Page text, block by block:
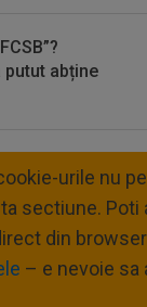
abține
urile nu
sectiune. Poti
din
– e nevoie sa